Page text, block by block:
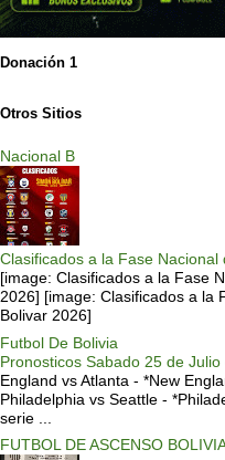
Donación 1
Otros Sitios
Nacional B
Clasificados a la Fase
[image: Clasificados a la Fase
2026] [image: Clasificados a la
Bolivar 2026]
Futbol De Bolivia
Pronosticos Sabado 25 de
England vs Atlanta - *New
Philadelphia vs Seattle -
serie ...
FUTBOL DE ASCENSO